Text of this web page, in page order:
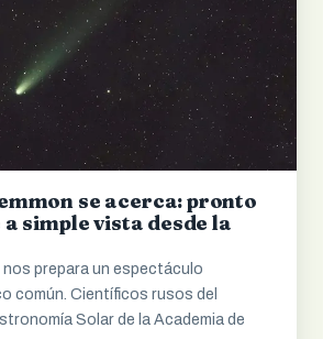
se acerca: pronto
simple vista desde la
prepara un espectáculo
común. Científicos rusos del
Solar de la Academia de